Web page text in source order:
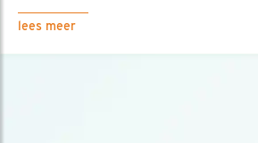
lees meer